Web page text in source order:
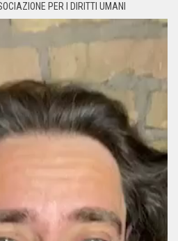
PER I DIRITTI UMANI